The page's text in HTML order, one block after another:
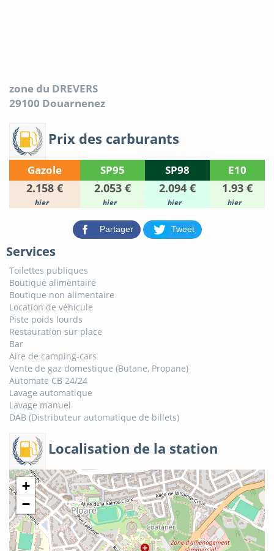
zone du DREVERS
29100 Douarnenez
Prix des carburants
Gazole SP95 SP98 E10
2.158 € 2.053 € 2.094 € 1.93 €
hier hier hier hier
Partager Tweet
Services
Toilettes publiques
Boutique alimentaire
Boutique non alimentaire
Location de véhicule
Piste poids lourds
Restauration sur place
Bar
Aire de camping-cars
Vente de gaz domestique (Butane, Propane)
Automate CB 24/24
Lavage automatique
Lavage manuel
DAB (Distributeur automatique de billets)
Localisation de la station
+
−